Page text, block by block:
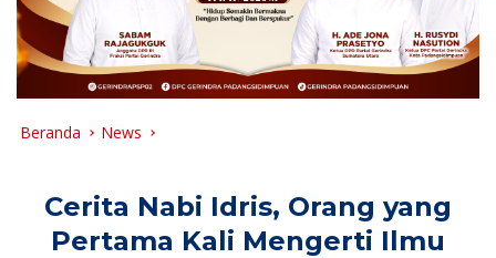
Beranda News
Cerita Nabi Idris, Orang yang
Pertama Kali Mengerti Ilmu